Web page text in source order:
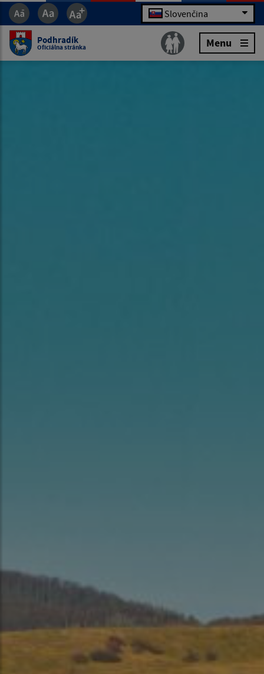
Slovenčina
Podhradík
Oficiálna stránka Menu